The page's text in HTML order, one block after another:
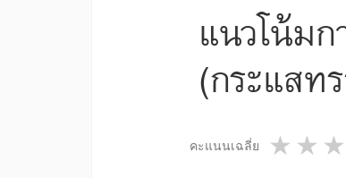
แนวโน้ม
(กระแส
คะแนนเฉลี่ย 2
1